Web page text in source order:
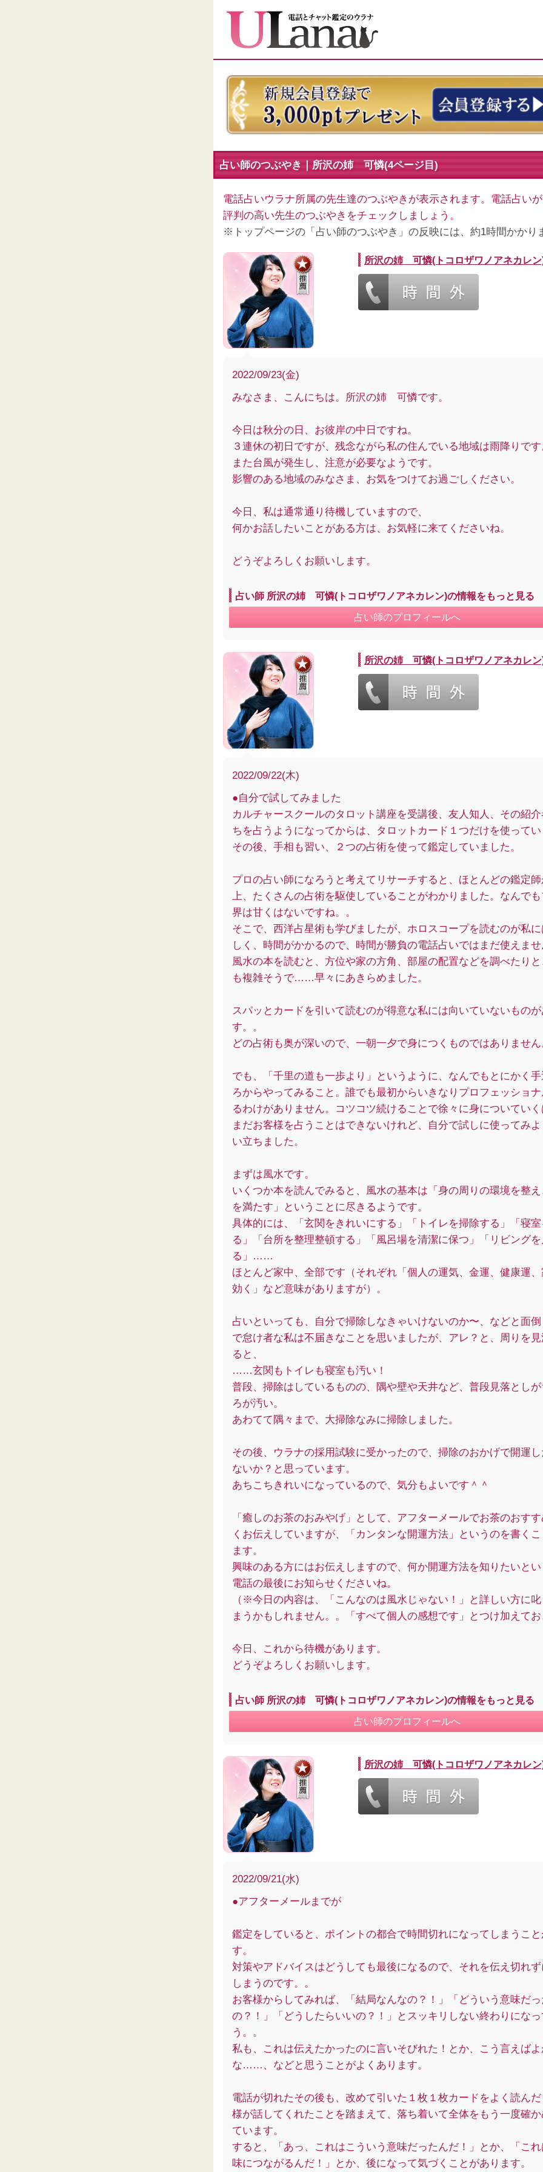
占い師のつぶやき｜所沢の姉 可憐(4ページ目)
電話占いウラナ所属の先生達のつぶやきが表示されます。電話占い
評判の高い先生のつぶやきをチェックしましょう。
※トップページの「占い師のつぶやき」の反映には、約1時間かかり
所沢の姉 可憐(トコロザワノアネカレン
2022/09/23(金)
みなさま、こんにちは。所沢の姉 可憐です。
今日は秋分の日、お彼岸の中日ですね。
３連休の初日ですが、残念ながら私の住んでいる地域は雨降りで
また台風が発生し、注意が必要なようです。
影響のある地域のみなさま、お気をつけてお過ごしください。
今日、私は通常通り待機していますので、
何かお話したいことがある方は、お気軽に来てくださいね。
どうぞよろしくお願いします。
占い師 所沢の姉 可憐(トコロザワノアネカレン)の情報をもっと見る
占い師のプロフィールへ
所沢の姉 可憐(トコロザワノアネカレン
2022/09/22(木)
●自分で試してみました
カルチャースクールのタロット講座を受講後、友人知人、その紹
ちを占うようになってからは、タロットカード１つだけを使って
その後、手相も習い、２つの占術を使って鑑定していました。
プロの占い師になろうと考えてリサーチすると、ほとんどの鑑定
上、たくさんの占術を駆使していることがわかりました。なんで
界は甘くはないですね。。
そこで、西洋占星術も学びましたが、ホロスコープを読むのが私
しく、時間がかかるので、時間が勝負の電話占いではまだ使えま
風水の本を読むと、方位や家の方角、部屋の配置などを調べたり
も複雑そうで……早々にあきらめました。
スパッとカードを引いて読むのが得意な私には向いていないもの
す。。
どの占術も奥が深いので、一朝一夕で身につくものではありませ
でも、「千里の道も一歩より」というように、なんでもとにかく
ろからやってみること。誰でも最初からいきなりプロフェッショ
るわけがありません。コツコツ続けることで徐々に身についてい
まだお客様を占うことはできないけれど、自分で試しに使ってみ
い立ちました。
まずは風水です。
いくつか本を読んでみると、風水の基本は「身の周りの環境を整
を満たす」ということに尽きるようです。
具体的には、「玄関をきれいにする」「トイレを掃除する」「寝
る」「台所を整理整頓する」「風呂場を清潔に保つ」「リビング
る」……
ほとんど家中、全部です（それぞれ「個人の運気、金運、健康運
効く」など意味がありますが）。
占いといっても、自分で掃除しなきゃいけないのか〜、などと面
で怠け者な私は不届きなことを思いましたが、アレ？と、周りを
ると、
……玄関もトイレも寝室も汚い！
普段、掃除はしているものの、隅や壁や天井など、普段見落とし
ろが汚い。
あわてて隅々まで、大掃除なみに掃除しました。
その後、ウラナの採用試験に受かったので、掃除のおかげで開運
ないか？と思っています。
あちこちきれいになっているので、気分もよいです＾＾
「癒しのお茶のおみやげ」として、アフターメールでお茶のおす
くお伝えしていますが、「カンタンな開運方法」というのを書く
ます。
興味のある方にはお伝えしますので、何か開運方法を知りたいと
電話の最後にお知らせくださいね。
（※今日の内容は、「こんなのは風水じゃない！」と詳しい方に
まうかもしれません。。「すべて個人の感想です」とつけ加えて
今日、これから待機があります。
どうぞよろしくお願いします。
占い師 所沢の姉 可憐(トコロザワノアネカレン)の情報をもっと見る
占い師のプロフィールへ
所沢の姉 可憐(トコロザワノアネカレン
2022/09/21(水)
●アフターメールまでが
鑑定をしていると、ポイントの都合で時間切れになってしまうこ
す。
対策やアドバイスはどうしても最後になるので、それを伝え切れ
しまうのです。。
お客様からしてみれば、「結局なんなの？！」「どういう意味だ
の？！」「どうしたらいいの？！」とスッキリしない終わりにな
う。。
私も、これは伝えたかったのに言いそびれた！とか、こう言えば
な……、などと思うことがよくあります。
電話が切れたその後も、改めて引いた１枚１枚カードをよく読ん
様が話してくれたことを踏まえて、落ち着いて全体をもう一度確
ています。
すると、「あっ、これはこういう意味だったんだ！」とか、「こ
味につながるんだ！」とか、後になって気づくことがあります。